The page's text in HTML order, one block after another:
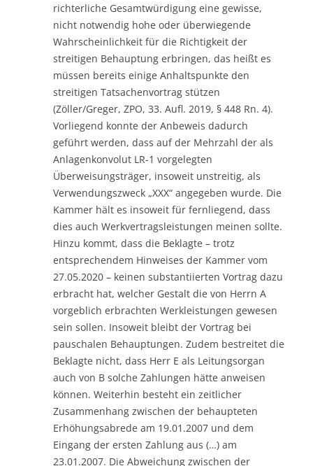
richterliche Gesamtwürdigung eine gewisse,
nicht notwendig hohe oder überwiegende
Wahrscheinlichkeit für die Richtigkeit der
streitigen Behauptung erbringen, das heißt es
müssen bereits einige Anhaltspunkte den
streitigen Tatsachenvortrag stützen
(Zöller/Greger, ZPO, 33. Aufl. 2019, § 448 Rn. 4).
Vorliegend konnte der Anbeweis dadurch
geführt werden, dass auf der Mehrzahl der als
Anlagenkonvolut LR-1 vorgelegten
Überweisungsträger, insoweit unstreitig, als
Verwendungszweck „XXX“ angegeben wurde. Die
Kammer hält es insoweit für fernliegend, dass
dies auch Werkvertragsleistungen meinen sollte.
Hinzu kommt, dass die Beklagte – trotz
entsprechendem Hinweises der Kammer vom
27.05.2020 – keinen substantiierten Vortrag dazu
erbracht hat, welcher Gestalt die von Herrn A
vorgeblich erbrachten Werkleistungen gewesen
sein sollen. Insoweit bleibt der Vortrag bei
pauschalen Behauptungen. Zudem bestreitet die
Beklagte nicht, dass Herr E als Leitungsorgan
auch von B solche Zahlungen hätte anweisen
können. Weiterhin besteht ein zeitlicher
Zusammenhang zwischen der behaupteten
Erhöhungsabrede am 19.01.2007 und dem
Eingang der ersten Zahlung aus (…) am
23.01.2007. Die Abweichung zwischen der